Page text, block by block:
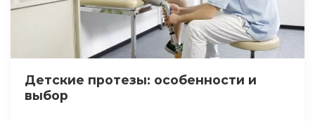
Детские протезы: особенности и
выбор